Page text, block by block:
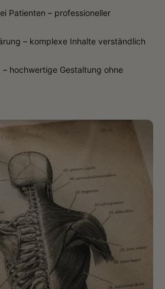
Patienten – professioneller
– komplexe Inhalte verständlich
– hochwertige Gestaltung ohne